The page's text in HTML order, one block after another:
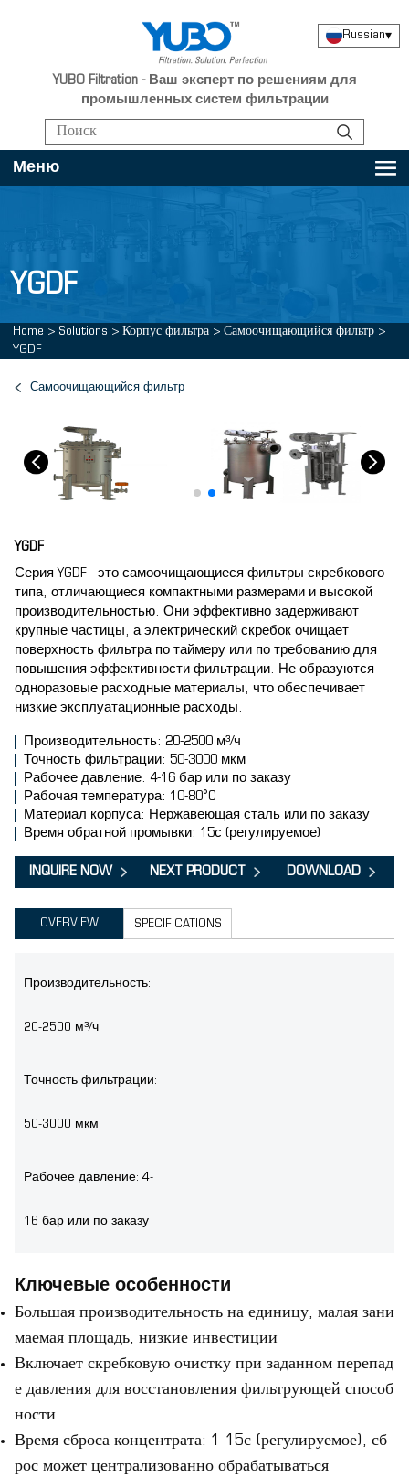
YUBO Filtration - Ваш эксперт по решениям для
промышленных систем фильтрации
Russian▾
Меню
YGDF
Home > Solutions > Корпус фильтра > Самоочищающийся фильтр >
YGDF
Самоочищающийся фильтр
YGDF
Серия YGDF - это самоочищающиеся фильтры скребкового
типа, отличающиеся компактными размерами и высокой
производительностью. Они эффективно задерживают
крупные частицы, а электрический скребок очищает
поверхность фильтра по таймеру или по требованию для
повышения эффективности фильтрации. Не образуются
одноразовые расходные материалы, что обеспечивает
низкие эксплуатационные расходы.
Производительность: 20-2500 м³/ч
Точность фильтрации: 50-3000 мкм
Рабочее давление: 4-16 бар или по заказу
Рабочая температура: 10-80°C
Материал корпуса: Нержавеющая сталь или по заказу
Время обратной промывки: 15с (регулируемое)
INQUIRE NOW NEXT PRODUCT DOWNLOAD
OVERVIEW SPECIFICATIONS
Производительность:
20-2500 м³/ч
Точность фильтрации:
50-3000 мкм
Рабочее давление: 4-
16 бар или по заказу
Ключевые особенности
Большая производительность на единицу, малая зани
маемая площадь, низкие инвестиции
Включает скребковую очистку при заданном перепад
е давления для восстановления фильтрующей способ
ности
Время сброса концентрата: 1-15с (регулируемое), сб
рос может централизованно обрабатываться